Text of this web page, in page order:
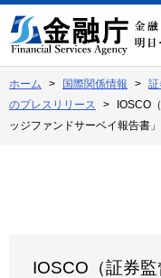
文
へ
動
ホーム 国際関係情報 証
のプレスリリース
IOSCO
ッジファンドサーベイ報告書
IOSCO（証券